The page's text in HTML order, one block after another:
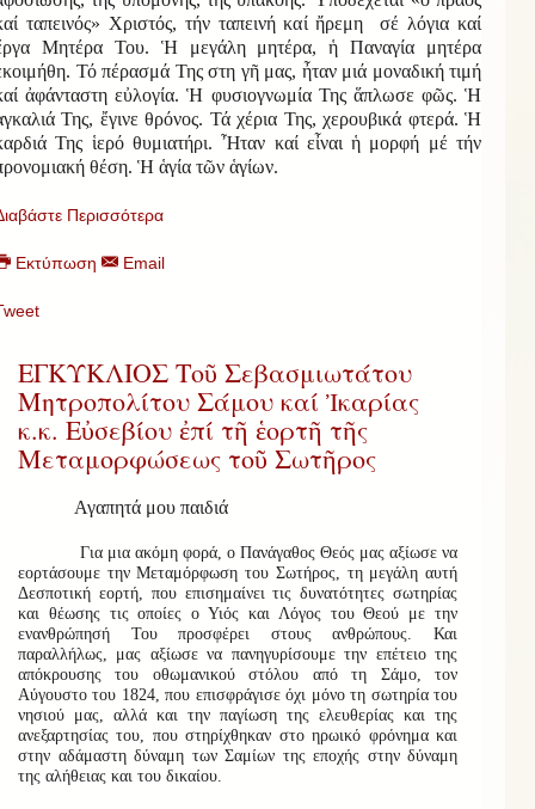
ταπεινός» Χριστός, τήν ταπεινή καί ἤρεμη σέ λόγια καί
Μητέρα Του. Ἡ μεγάλη μητέρα, ἡ Παναγία μητέρα
Τό πέρασμά Της στη γῆ μας, ἦταν μιά μοναδική τιμή
ἀφάνταστη εὐλογία. Ἡ φυσιογνωμία Της ἅπλωσε φῶς. Ἡ
Της, ἔγινε θρόνος. Τά χέρια Της, χερουβικά φτερά. Ἡ
Της ἱερό θυμιατήρι. Ἦταν καί εἶναι ἡ μορφή μέ τήν
θέση. Ἡ ἁγία τῶν ἁγίων.
Περισσότερα
Εκτύπωση Email
ΕΓΚΥΚΛΙΟΣ Τοῦ Σεβασμιωτάτου
Μητροπολίτου Σάμου καί Ἰκαρίας
κ.κ. Εὐσεβίου ἐπί τῆ ἑορτῆ τῆς
Μεταμορφώσεως τοῦ Σωτῆρος
Αγαπητά μου παιδιά
Για μια ακόμη φορά, ο Πανάγαθος Θεός μας αξίωσε να
εορτάσουμε την Μεταμόρφωση του Σωτήρος, τη μεγάλη αυτή
Δεσποτική εορτή, που επισημαίνει τις δυνατότητες σωτηρίας
και θέωσης τις οποίες ο Υιός και Λόγος του Θεού με την
ενανθρώπησή Του προσφέρει στους ανθρώπους. Και
παραλλήλως, μας αξίωσε να πανηγυρίσουμε την επέτειο της
απόκρουσης του οθωμανικού στόλου από τη Σάμο, τον
Αύγουστο του 1824, που επισφράγισε όχι μόνο τη σωτηρία του
νησιού μας, αλλά και την παγίωση της ελευθερίας και της
ανεξαρτησίας του, που στηρίχθηκαν στο ηρωικό φρόνημα και
στην αδάμαστη δύναμη των Σαμίων της εποχής στην δύναμη
της αλήθειας και του δικαίου.